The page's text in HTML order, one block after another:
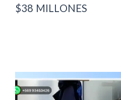
$38 MILLONES